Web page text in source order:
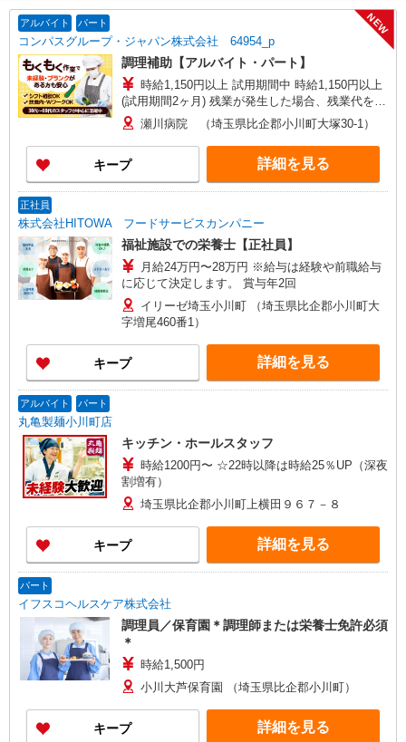
アルバイト パート
コンパスグループ・ジャパン株式会社 64954_p
NEW
調理補助【アルバイト・パート】
時給1,150円以上 試用期間中 時給1,150円以上
(試用期間2ヶ月) 残業が発生した場合、残業代を1
分単位で別途支給します。
瀬川病院 （埼玉県比企郡小川町大塚30-1）
キープ 詳細を見る
正社員
株式会社HITOWA フードサービスカンパニー
福祉施設での栄養士【正社員】
月給24万円〜28万円 ※給与は経験や前職給与
に応じて決定します。 賞与年2回
イリーゼ埼玉小川町 （埼玉県比企郡小川町大
字増尾460番1）
キープ 詳細を見る
アルバイト パート
丸亀製麺小川町店
キッチン・ホールスタッフ
時給1200円〜 ☆22時以降は時給25％UP（深夜
割増有）
埼玉県比企郡小川町上横田９６７－８
キープ 詳細を見る
パート
イフスコヘルスケア株式会社
調理員／保育園＊調理師または栄養士免許必須
＊
時給1,500円
小川大芦保育園 （埼玉県比企郡小川町）
キープ 詳細を見る